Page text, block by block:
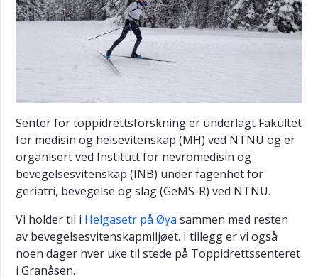
Senter for toppidrettsforskning er underlagt Fakultet
for medisin og helsevitenskap (MH) ved NTNU og er
organisert ved Institutt for nevromedisin og
bevegelsesvitenskap (INB) under fagenhet for
geriatri, bevegelse og slag (GeMS-R) ved NTNU.
Vi holder til i Helgasetr på Øya sammen med resten
av bevegelsesvitenskapmiljøet. I tillegg er vi også
noen dager hver uke til stede på Toppidrettssenteret
i Granåsen.